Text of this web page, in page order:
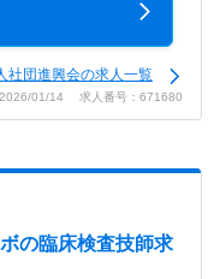
社団進興会の求人一覧
2026/01/14 求人番号：671680
の臨床検査技師求